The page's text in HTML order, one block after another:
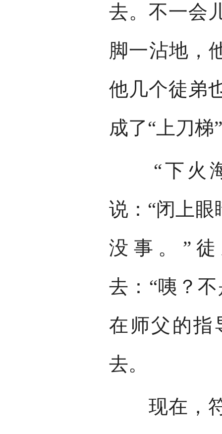
去。不一会
脚一沾地，
他几个徒弟
成了“上刀梯
“下火海
说：“闭上
没事。”
去：“咦？
在师父的指
去。
现在，符